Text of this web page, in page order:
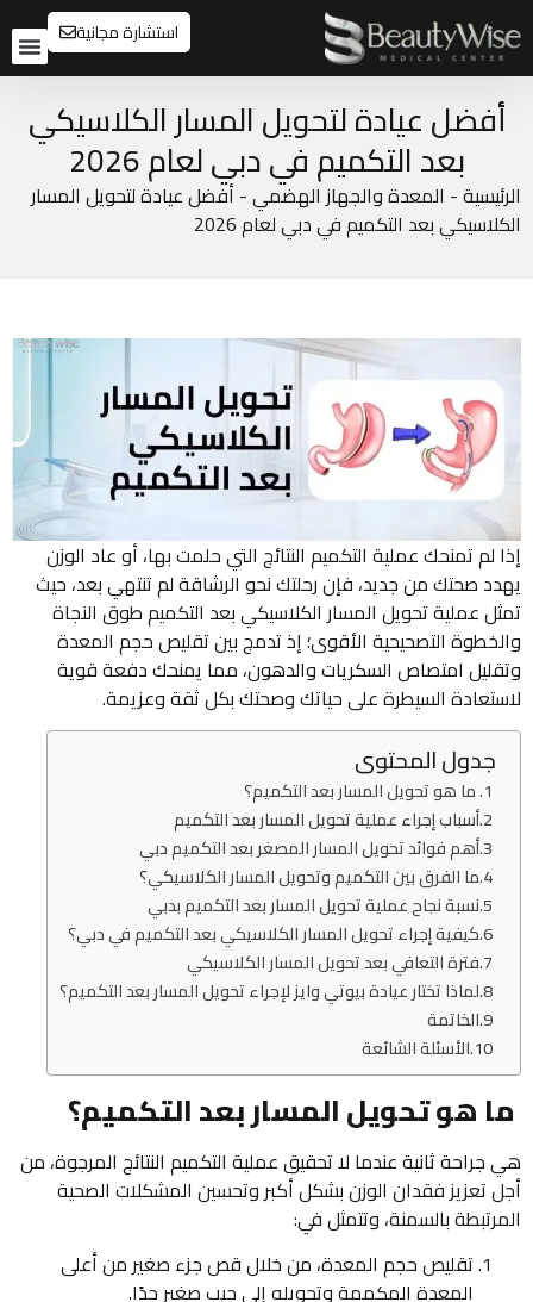
استشارة مجانية
أفضل عيادة لتحويل المسار الكلاسيكي
بعد التكميم في دبي لعام 2026
الرئيسية- المعدة والجهاز الهضمي- أفضل عيادة لتحويل المسار
الكلاسيكي بعد التكميم في دبي لعام 2026
إذا لم تمنحك عملية التكميم النتائج التي حلمت بها، أو عاد الوزن
يهدد صحتك من جديد، فإن رحلتك نحو الرشاقة لم تنتهي بعد، حيث
تمثل عملية تحويل المسار الكلاسيكي بعد التكميم طوق النجاة
والخطوة التصحيحية الأقوى؛ إذ تدمج بين تقليص حجم المعدة
وتقليل امتصاص السكريات والدهون، مما يمنحك دفعة قوية
لاستعادة السيطرة على حياتك وصحتك بكل ثقة وعزيمة.
جدول المحتوى
ما هو تحويل المسار بعد التكميم؟
أسباب إجراء عملية تحويل المسار بعد التكميم
أهم فوائد تحويل المسار المصغر بعد التكميم دبي
ما الفرق بين التكميم وتحويل المسار الكلاسيكي؟
نسبة نجاح عملية تحويل المسار بعد التكميم بدبي
كيفية إجراء تحويل المسار الكلاسيكي بعد التكميم في دبي؟
فترة التعافي بعد تحويل المسار الكلاسيكي
لماذا تختار عيادة بيوتي وايز لإجراء تحويل المسار بعد التكميم؟
الخاتمة
الأسئلة الشائعة
ما هو تحويل المسار بعد التكميم؟
هي جراحة ثانية عندما لا تحقيق عملية التكميم النتائج المرجوة، من
أجل تعزيز فقدان الوزن بشكل أكبر وتحسين المشكلات الصحية
المرتبطة بالسمنة، وتتمثل في:
تقليص حجم المعدة، من خلال قص جزء صغير من أعلى
المعدة المكممة وتحويله إلى جيب صغير جدًا.